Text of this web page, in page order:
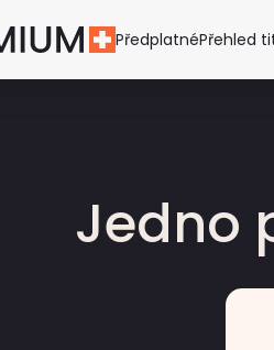
PředplatnéPřehled
Jedno